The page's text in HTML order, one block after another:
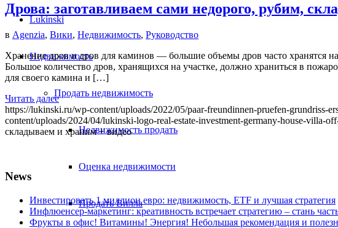
Lukinski
Недвижимость
Продать недвижимость
Недвижимость продать
Оценка недвижимости
Продать Вилла
Дрова: заготавливаем сами недорого, рубим,
в Agenzia, Вики, Недвижимость, Руководство
Хранение дров и дров для каминов — большие объемы дров часто хранятся
Большое количество дров, хранящихся на участке, должно храниться в
для своего камина и […]
Читать далее
https://lukinski.ru/wp-content/uploads/2022/05/paar-freundinnen-pruefen-grundriss-
content/uploads/2024/04/lukinski-logo-real-estate-investment-germany-house-villa-
складываем и храним + видео
News
Инвестировать 1 миллион евро: недвижимость, ETF и лучшая стратегия
Инфлюенсер-маркетинг: креативность встречает стратегию – стань
Фрукты в офис! Витамины! Энергия! Небольшая рекомендация и